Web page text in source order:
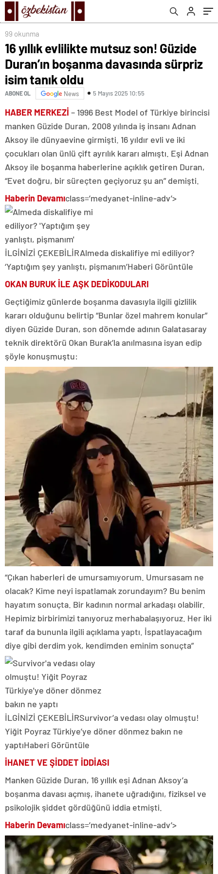
99 okunma
16 yıllık evlilikte mutsuz son! Güzide
Duran’ın boşanma davasında sürpriz
isim tanık oldu
ABONE OL News 5 Mayıs 2025 10:55
HABER MERKEZİ – 1996 Best Model of Türkiye birincisi
manken Güzide Duran, 2008 yılında iş insanı Adnan
Aksoy ile dünyaevine girmişti. 16 yıldır evli ve iki
çocukları olan ünlü çift ayrılık kararı almıştı. Eşi Adnan
Aksoy ile boşanma haberlerine açıklık getiren Duran,
“Evet doğru, bir süreçten geçiyoruz şu an” demişti.
Haberin Devamıclass=’medyanet-inline-adv’>
İLGİNİZİ ÇEKEBİLİRAlmeda diskalifiye mi ediliyor?
‘Yaptığım şey yanlıştı, pişmanım’Haberi Görüntüle
OKAN BURUK İLE AŞK DEDİKODULARI
Geçtiğimiz günlerde boşanma davasıyla ilgili gizlilik
kararı olduğunu belirtip “Bunlar özel mahrem konular”
diyen Güzide Duran, son dönemde adının Galatasaray
teknik direktörü Okan Burak’la anılmasına isyan edip
şöyle konuşmuştu:
“Çıkan haberleri de umursamıyorum. Umursasam ne
olacak? Kime neyi ispatlamak zorundayım? Bu benim
hayatım sonuçta. Bir kadının normal arkadaşı olabilir.
Hepimiz birbirimizi tanıyoruz merhabalaşıyoruz. Her iki
taraf da bununla ilgili açıklama yaptı. İspatlayacağım
diye gibi derdim yok, kendimden eminim sonuçta”
İLGİNİZİ ÇEKEBİLİRSurvivor’a vedası olay olmuştu!
Yiğit Poyraz Türkiye’ye döner dönmez bakın ne
yaptıHaberi Görüntüle
İHANET VE ŞİDDET İDDİASI
Manken Güzide Duran, 16 yıllık eşi Adnan Aksoy’a
boşanma davası açmış, ihanete uğradığını, fiziksel ve
psikolojik şiddet gördüğünü iddia etmişti.
Haberin Devamıclass=’medyanet-inline-adv’>